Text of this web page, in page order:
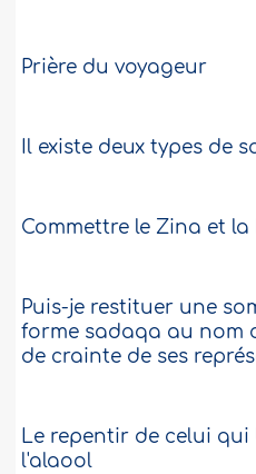
Prière du voyageur
Il existe deux types de
Commettre le Zina et la
Puis-je restituer une
forme sadaqa au nom
de crainte de ses
Le repentir de celui qui
l'alaool